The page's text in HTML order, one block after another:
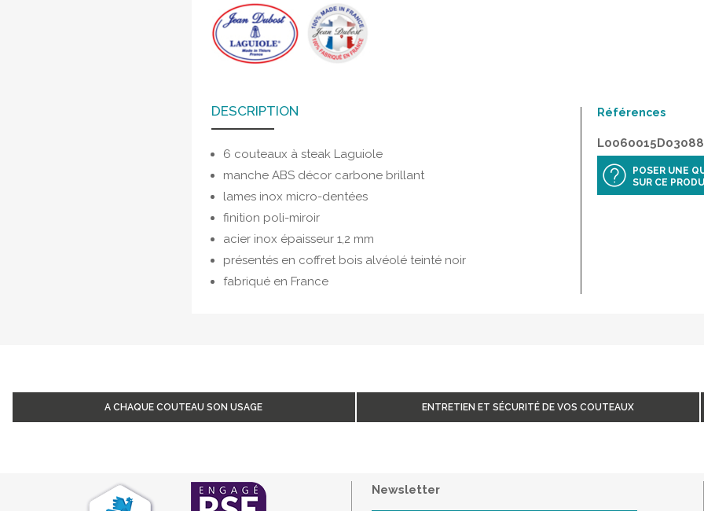
DESCRIPTION
6 couteaux à steak Laguiole
manche ABS décor carbone brillant
lames inox micro-dentées
finition poli-miroir
acier inox épaisseur 1,2 mm
présentés en coffret bois alvéolé teinté noir
fabriqué en France
Références
L0060015D03088
POSER UNE
SUR CE
A CHAQUE COUTEAU SON USAGE ENTRETIEN ET SÉCURITÉ DE VOS COUTEAUX
Newsletter